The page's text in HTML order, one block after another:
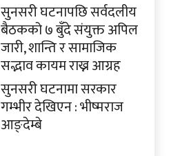
सुनसरी घटनापछि सर्वदलीय
बैठकको ७ बुँदे संयुक्त अपिल
जारी, शान्ति र सामाजिक
सद्भाव कायम राख्न आग्रह
सुनसरी घटनामा सरकार
गम्भीर देखिएन : भीष्मराज
आङ्देम्बे